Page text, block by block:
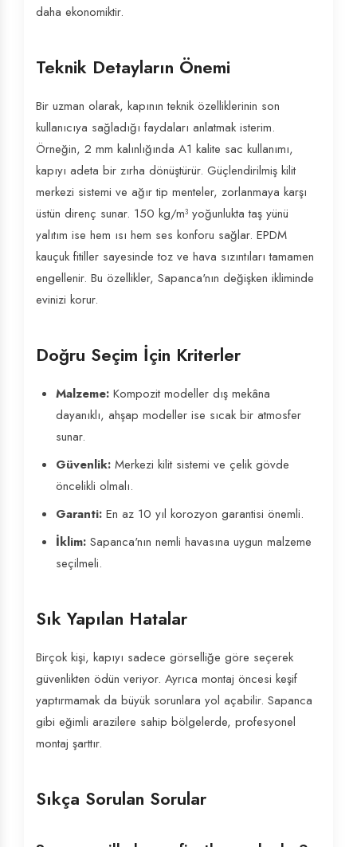
daha ekonomiktir.
Teknik Detayların Önemi
Bir uzman olarak, kapının teknik özelliklerinin son
kullanıcıya sağladığı faydaları anlatmak isterim.
Örneğin, 2 mm kalınlığında A1 kalite sac kullanımı,
kapıyı adeta bir zırha dönüştürür. Güçlendirilmiş kilit
merkezi sistemi ve ağır tip menteler, zorlanmaya karşı
üstün direnç sunar. 150 kg/m³ yoğunlukta taş yünü
yalıtım ise hem ısı hem ses konforu sağlar. EPDM
kauçuk fitiller sayesinde toz ve hava sızıntıları tamamen
engellenir. Bu özellikler, Sapanca'nın değişken ikliminde
evinizi korur.
Doğru Seçim İçin Kriterler
Malzeme: Kompozit modeller dış mekâna
dayanıklı, ahşap modeller ise sıcak bir atmosfer
sunar.
Güvenlik: Merkezi kilit sistemi ve çelik gövde
öncelikli olmalı.
Garanti: En az 10 yıl korozyon garantisi önemli.
İklim: Sapanca'nın nemli havasına uygun malzeme
seçilmeli.
Sık Yapılan Hatalar
Birçok kişi, kapıyı sadece görselliğe göre seçerek
güvenlikten ödün veriyor. Ayrıca montaj öncesi keşif
yaptırmamak da büyük sorunlara yol açabilir. Sapanca
gibi eğimli arazilere sahip bölgelerde, profesyonel
montaj şarttır.
Sıkça Sorulan Sorular